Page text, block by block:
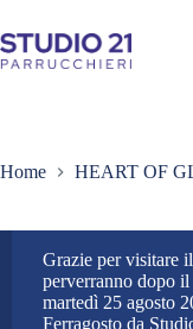
al
contenuto
Home HEART OF
Grazie per visitare
perverranno dopo il
martedì 25 agosto
Ferragosto da